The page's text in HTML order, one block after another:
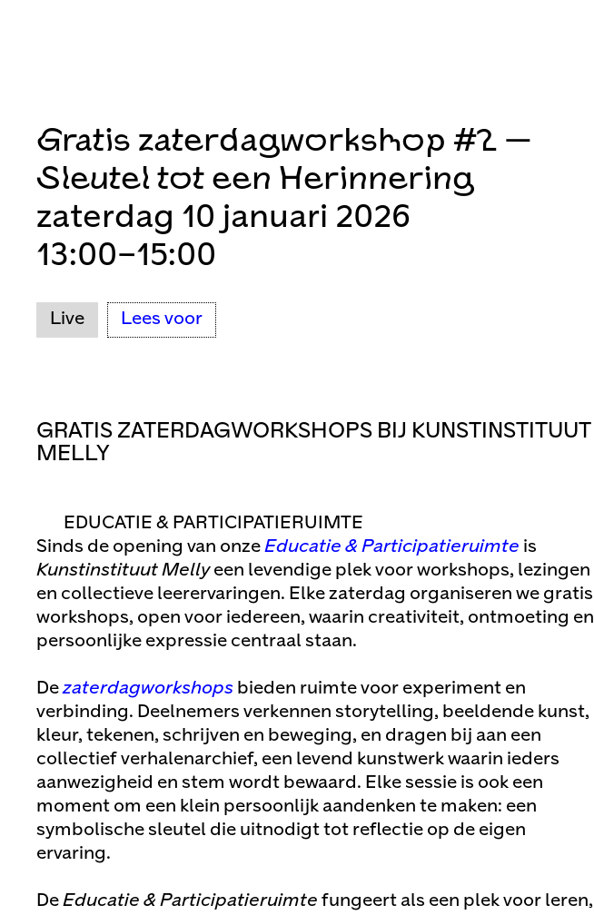
Gratis zaterdagworkshop #2 —
Sleutel tot een Herinnering
zaterdag 10 januari 2026
13:00–15:00
Live Lees voor
GRATIS ZATERDAGWORKSHOPS BIJ KUNSTINSTITUUT
MELLY
EDUCATIE & PARTICIPATIERUIMTE
Sinds de opening van onze Educatie & Participatieruimte is
Kunstinstituut Mellyeen levendige plek voor workshops, lezingen
en collectieve leerervaringen. Elke zaterdag organiseren we gratis
workshops, open voor iedereen, waarin creativiteit, ontmoeting en
persoonlijke expressie centraal staan.
Dezaterdagworkshops bieden ruimte voor experiment en
verbinding. Deelnemers verkennen storytelling, beeldende kunst,
kleur, tekenen, schrijven en beweging, en dragen bij aan een
collectief verhalenarchief, een levend kunstwerk waarin ieders
aanwezigheid en stem wordt bewaard. Elke sessie is ook een
moment om een klein persoonlijk aandenken te maken: een
symbolische sleutel die uitnodigt tot reflectie op de eigen
ervaring.
De Educatie & Participatieruimte fungeert als een plek voor leren,